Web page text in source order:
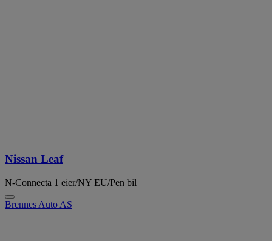
Nissan Leaf
N-Connecta 1 eier/NY EU/Pen bil
Brennes Auto AS